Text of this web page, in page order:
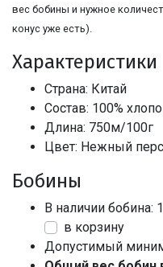
вес бобины и нужное
конус уже есть).
Характеристики
Страна: Китай
Состав: 100%
Длина: 750м/100г
Цвет: Нежный
Бобины
В наличии бобина:
в корзину
Допустимый